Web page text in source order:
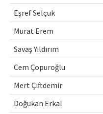
Eşref Selçuk
Murat Erem
Savaş Yıldırım
Cem Çopuroğlu
Mert Çiftdemir
Doğukan Erkal